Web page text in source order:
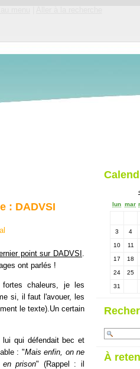
: DADVSI
point sur DADVSI .
ont parlés !
chaleurs, je les
si, il faut l'avouer, les
le texte).Un certain
lui qui défendait bec et
: "Mais enfin, on ne
prison" (Rappel : il
lun mar
3 4
10 11
17 18
24 25
31
À